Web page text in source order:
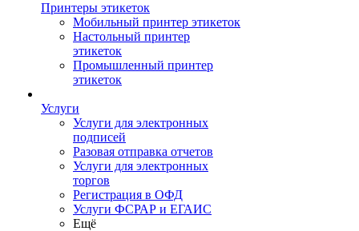
Принтеры этикеток
Мобильный принтер этикеток
Настольный принтер
этикеток
Промышленный принтер
этикеток
Услуги
Услуги для электронных
подписей
Разовая отправка отчетов
Услуги для электронных
торгов
Регистрация в ОФД
Услуги ФСРАР и ЕГАИС
Ещё